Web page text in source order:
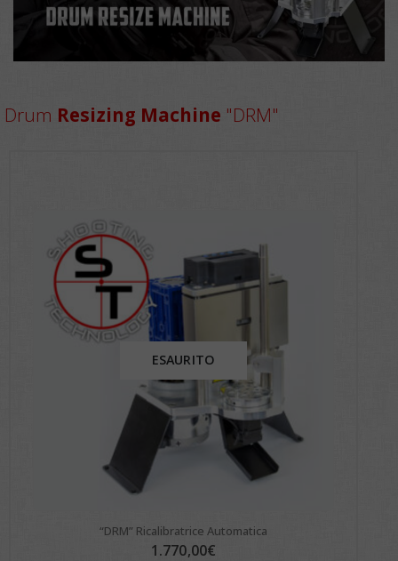
Drum Resizing Machine "DRM"
ESAURITO
“DRM” Ricalibratrice Automatica
1.770,00€